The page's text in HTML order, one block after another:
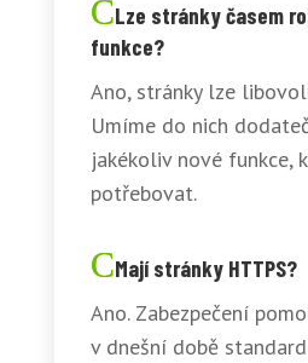
Lze stránky časem
funkce?
Ano, stránky lze
Umíme do nich
jakékoliv nové funkce,
potřebovat.
Mají stránky HTTPS?
Ano. Zabezpečení
v dnešní době